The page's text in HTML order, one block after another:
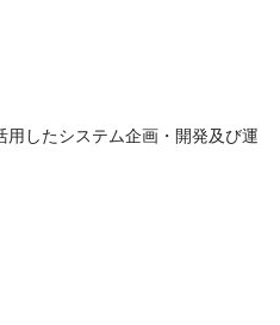
したシステム企画・開発及び運